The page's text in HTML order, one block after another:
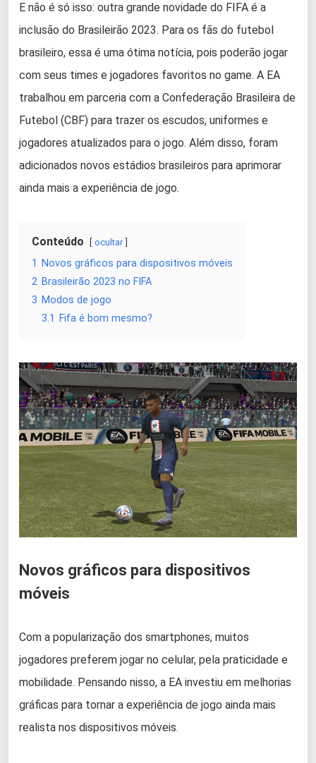
E não é só isso: outra grande novidade do FIFA é a
inclusão do Brasileirão 2023. Para os fãs do futebol
brasileiro, essa é uma ótima notícia, pois poderão jogar
com seus times e jogadores favoritos no game. A EA
trabalhou em parceria com a Confederação Brasileira de
Futebol (CBF) para trazer os escudos, uniformes e
jogadores atualizados para o jogo. Além disso, foram
adicionados novos estádios brasileiros para aprimorar
ainda mais a experiência de jogo.
Conteúdo ocultar
1
Novos gráficos para dispositivos móveis
2 Brasileirão 2023 no FIFA
3 Modos de jogo
3.1
Fifa é bom mesmo?
Novos gráficos para dispositivos
móveis
Com a popularização dos smartphones, muitos
jogadores preferem jogar no celular, pela praticidade e
mobilidade. Pensando nisso, a EA investiu em melhorias
gráficas para tornar a experiência de jogo ainda mais
realista nos dispositivos móveis.